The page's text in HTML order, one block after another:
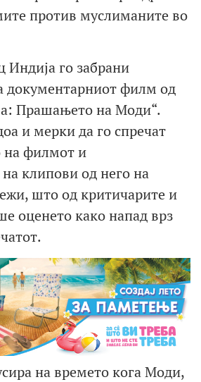
против муслиманите во
го забрани
документарниот филм од
Прашањето на Моди“.
и мерки да го спречат
на филмот и
на клипови од него на
што од критичарите и
оценето како напад врз
на времето кога Моди,